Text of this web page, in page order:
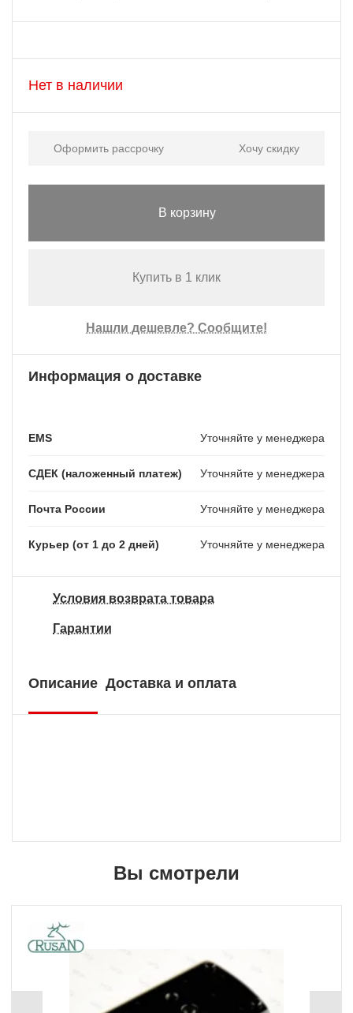
Нет в наличии
Оформить рассрочку Хочу скидку
В корзину
Купить в 1 клик
Нашли дешевле? Сообщите!
Информация о доставке
EMS Уточняйте у менеджера
СДЕК (наложенный платеж) Уточняйте у менеджера
Почта России Уточняйте у менеджера
Курьер (от 1 до 2 дней) Уточняйте у менеджера
Условия возврата товара
Гарантии
Описание Доставка и оплата
Вы смотрели